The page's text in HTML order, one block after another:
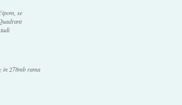
se
in 278mb rama